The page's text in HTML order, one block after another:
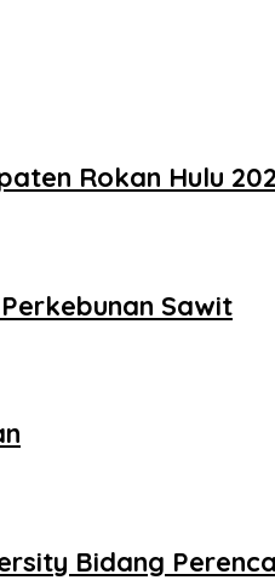
Rokan Hulu
Sawit
Bidang